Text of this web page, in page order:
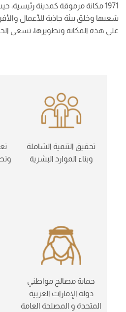
1971 مكانة مرموقة كمدينة
شعبها وخلق بيئة جاذبة للأعمال
على هذه المكانة وتطويرها، تسعى
تحقيق التنمية الشاملة
وبناء الموارد البشرية
حماية مصالح مواطني
دولة الإمارات العربية
المتحدة و المصلحة العامة